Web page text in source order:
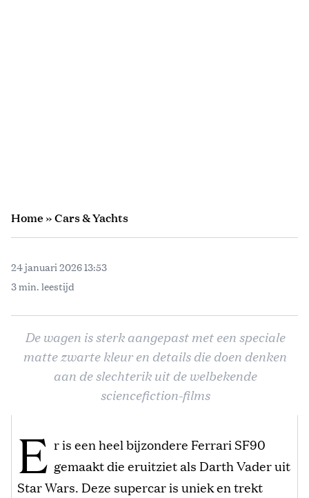
Home»Cars & Yachts
24 januari 2026 13:53
3 min. leestijd
De wagen is sterk aangepast met een speciale
matte zwarte kleur en details die doen denken
aan de slechterik uit de welbekende
sciencefiction-films
E r is een heel bijzondere Ferrari SF90
gemaakt die eruitziet als Darth Vader uit
Star Wars. Deze supercar is uniek en trekt